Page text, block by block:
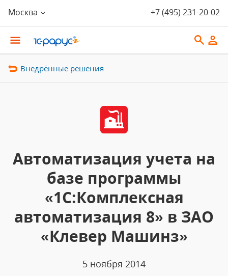
Москва +7 (495) 231-20-02
Внедрённые решения
Автоматизация учета на
базе программы
«1С:Комплексная
автоматизация 8» в ЗАО
«Клевер Машинз»
5 ноября 2014